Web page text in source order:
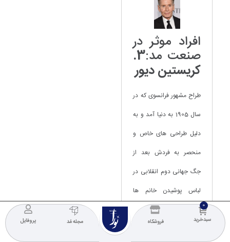
سبدخرید فروشگاه
COLLECTION
NOURA
مجله مُد پروفایل
افراد موثر در
صنعت مد: 3.
کریستین دیور
طراح مشهور فرانسوی که در
سال 1905 به دنیا آمد و به
دلیل طراحی های خاص و
منحصر به فردش بعد از
جگ جهانی دوم انقلابی در
لباس پوشیدن خانم ها
ایجاد کرد. در سال 2021